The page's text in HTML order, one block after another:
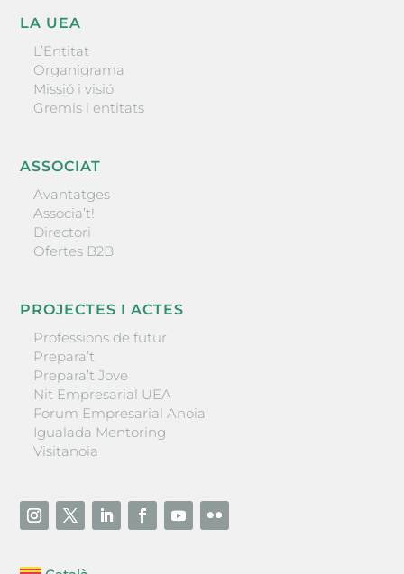
LA UEA
L’Entitat
Organigrama
Missió i visió
Gremis i entitats
ASSOCIAT
Avantatges
Associa’t!
Directori
Ofertes B2B
PROJECTES I ACTES
Professions de futur
Prepara’t
Prepara’t Jove
Nit Empresarial UEA
Forum Empresarial Anoia
Igualada Mentoring
Visitanoia